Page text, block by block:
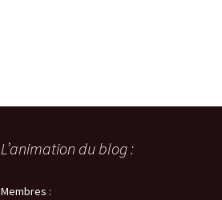
L’animation du blog :
Membres :